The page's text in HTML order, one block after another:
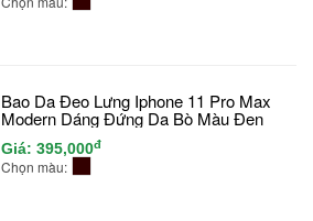
Bao Da Đeo Lưng Iphone 11 Pro Max
Modern Dáng Đứng Da Bò Màu Đen
Giá: 395,000đ
Chọn màu: